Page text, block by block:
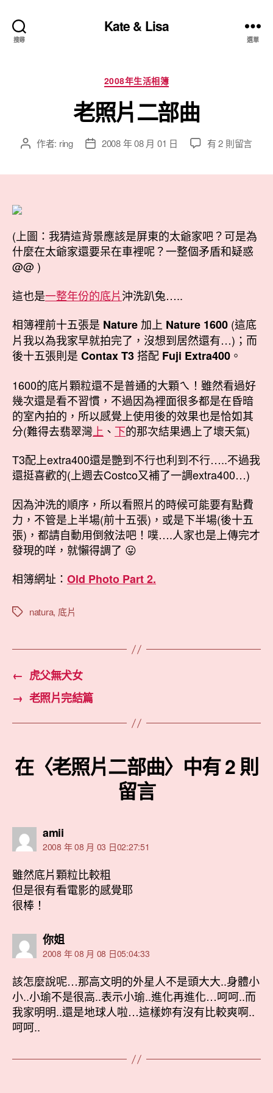
搜尋
Kate & Lisa
選單
分
類
2008年生活相簿
老照片二部曲
文 作者: ring
文 2008 年 08 月 01 日
在
中
有 2 則留言
(上圖：我猜這背景應該是屏東的太爺家吧？可是為
什麼在太爺家還要呆在車裡呢？一整個矛盾和疑惑
@@ )
這也是一整年份的底片沖洗趴兔…..
相簿裡前十五張是 Nature 加上 Nature 1600 (這底
片我以為我家早就拍完了，沒想到居然還有…)；而
後十五張則是 Contax T3搭配 Fuji Extra400 。
1600的底片顆粒還不是普通的大顆ㄟ！雖然看過好
幾次還是看不習慣，不過因為裡面很多都是在昏暗
的室內拍的，所以感覺上使用後的效果也是恰如其
分(難得去翡翠灣 上 、 下的那次結果遇上了壞天氣)
T3配上extra400還是艷到不行也利到不行…..不過我
還挺喜歡的(上週去Costco又補了一調extra400…)
因為沖洗的順序，所以看照片的時候可能要有點費
力，不管是上半場(前十五張)，或是下半場(後十五
張)，都請自動用倒敘法吧！噗….人家也是上傳完才
發現的咩，就懶得調了 😛
相簿網址： Old Photo Part 2.
標
natura, 底片
← 虎父無犬女
→ 老照片完結篇
在〈老照片二部曲〉中有 2 則
留言
amii表
示:
2008 年 08 月 03 日02:27:51
雖然底片顆粒比較粗
但是很有看電影的感覺耶
很棒！
你姐表
示:
2008 年 08 月 08 日05:04:33
該怎麼說呢…那高文明的外星人不是頭大大..身體小
小..小瑜不是很高..表示小瑜..進化再進化…呵呵..而
我家明明..還是地球人啦…這樣妳有沒有比較爽啊..
呵呵..